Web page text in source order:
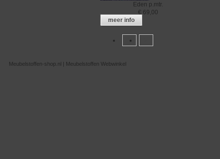
Eden p.mtr.
€ 69,00
meer info
1
Meubelstoffen-shop.nl | Meubelstoffen Webwinkel